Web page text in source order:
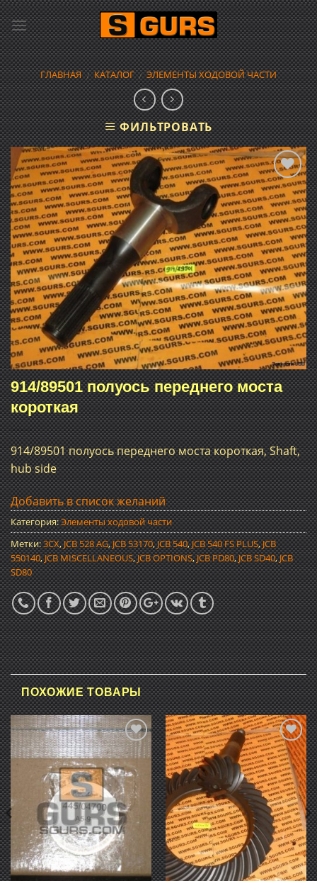
Skip
to
content
ГЛАВНАЯ / КАТАЛОГ / ЭЛЕМЕНТЫ ХОДОВОЙ ЧАСТИ
ФИЛЬТРОВАТЬ
Добавить
в список
желаний
914/89501 полуось переднего моста
короткая
914/89501 полуось переднего моста короткая, Shaft,
hub side
Добавить в список желаний
Категория:Элементы ходовой части
Метки:3CX,JCB 528 AG,JCB 53170,JCB 540,JCB 540 FS PLUS,JCB
550140,JCB MISCELLANEOUS,JCB OPTIONS,JCB PD80,JCB SD40,JCB
SD80
ПОХОЖИЕ ТОВАРЫ
Добавить
в список
желаний
Добавить
в список
желаний